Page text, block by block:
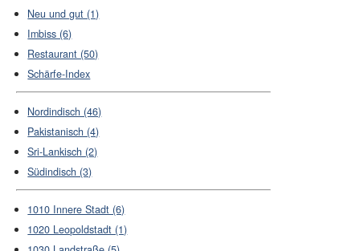
Neu und gut (1)
Imbiss (6)
Restaurant (50)
Schärfe-Index
Nordindisch (46)
Pakistanisch (4)
Sri-Lankisch (2)
Südindisch (3)
1010 Innere Stadt (6)
1020 Leopoldstadt (1)